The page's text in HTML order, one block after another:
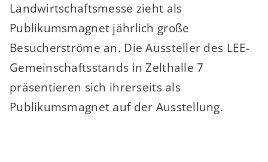
Landwirtschaftsmesse zieht als
Publikumsmagnet jährlich große
Besucherströme an. Die Aussteller des LEE-
Gemeinschaftsstands in Zelthalle 7
präsentieren sich ihrerseits als
Publikumsmagnet auf der Ausstellung.